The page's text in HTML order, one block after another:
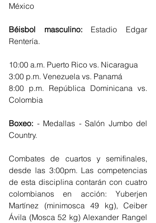
México
Béisbol masculino: Estadio Edgar
Rentería.
10:00 a.m. Puerto Rico vs. Nicaragua
3:00 p.m. Venezuela vs. Panamá
8:00 p.m. República Dominicana vs.
Colombia
Boxeo: - Medallas - Salón Jumbo del
Country.
Combates de cuartos y semifinales,
desde las 3:00pm. Las competencias
de esta disciplina contarán con cuatro
colombianos en acción: Yuberjen
Martínez (minimosca 49 kg), Ceiber
Ávila (Mosca 52 kg) Alexander Rangel